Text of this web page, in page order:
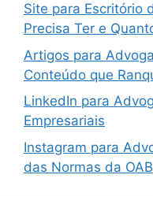
Site para Escritório
Precisa Ter e
Artigos para
Conteúdo que
LinkedIn para
Empresariais
Instagram para
das Normas da OAB